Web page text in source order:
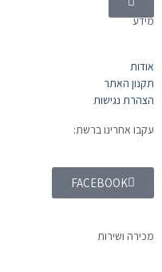
מידע
אודות
תקנון האתר
הצהרת נגישות
עקבו אחרינו ברשת:
FACEBOOK
מכירה ושירות